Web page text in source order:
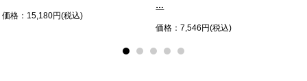
価格：15,180円(税込)
…
価格：7,546円(税込)